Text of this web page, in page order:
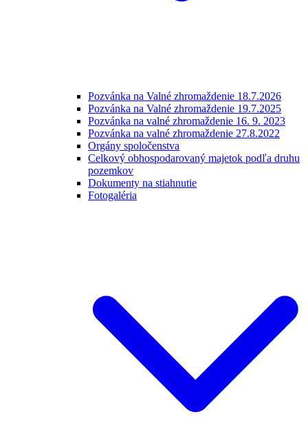
Pozvánka na Valné zhromaždenie 18.7.2026
Pozvánka na Valné zhromaždenie 19.7.2025
Pozvánka na valné zhromaždenie 16. 9. 2023
Pozvánka na valné zhromaždenie 27.8.2022
Orgány spoločenstva
Celkový obhospodarovaný majetok podľa druhu
pozemkov
Dokumenty na stiahnutie
Fotogaléria